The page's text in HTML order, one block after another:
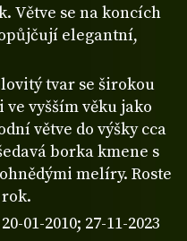
Větve se na koncích
elegantní,
tvar se širokou
ve vyšším věku jako
větve do výšky cca
borka kmene s
melíry. Roste
01-2010; 27-11-2023